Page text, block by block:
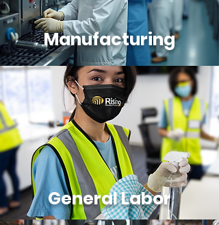
Manufacturing
General Labor